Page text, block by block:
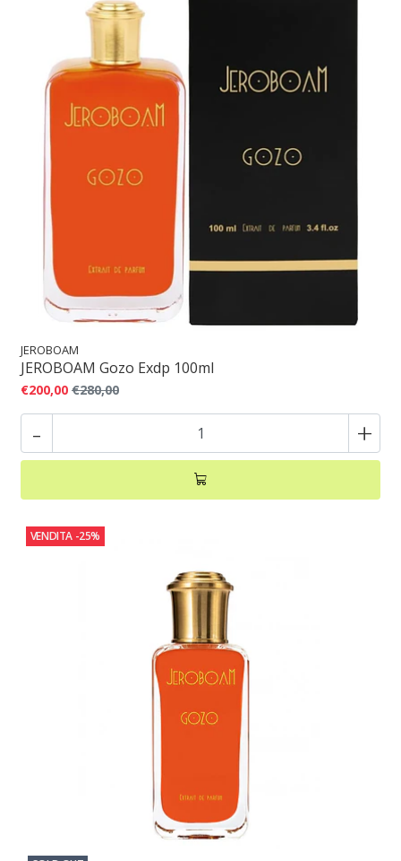
JEROBOAM
JEROBOAM Gozo Exdp 100ml
€200,00 €280,00
- +
VENDITA -25%